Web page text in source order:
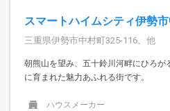
スマートハイムシティ伊勢
三重県伊勢市中村町325-116、他
朝熊山を望み、五十鈴川河畔にひろが
に育まれた魅力あふれる街です。
ハウスメーカー